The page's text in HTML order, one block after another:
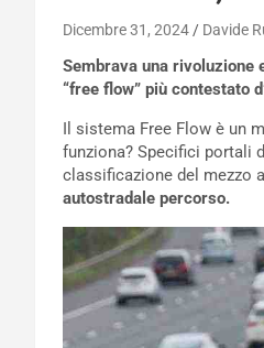
Dicembre 31, 2024 Davide
Sembrava una rivoluzione
“free flow” più contestato
Il sistema Free Flow è un
funziona? Specifici portali
classificazione del mezzo
autostradale percorso.